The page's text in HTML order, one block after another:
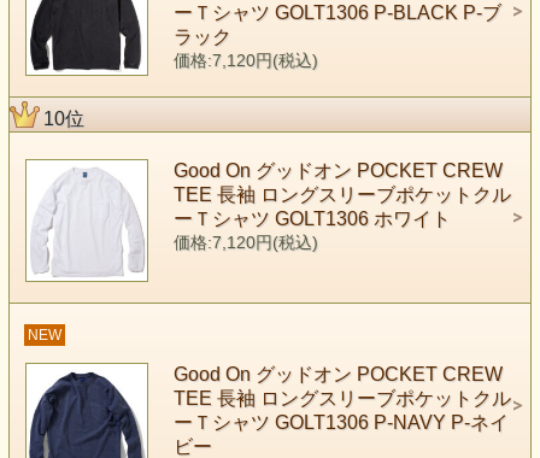
ーＴシャツ GOLT1306 P-BLACK P-ブ
ラック
価格:7,120円(税込)
10位
Good On グッドオン POCKET CREW
TEE 長袖 ロングスリーブポケットクル
ーＴシャツ GOLT1306 ホワイト
価格:7,120円(税込)
NEW
Good On グッドオン POCKET CREW
TEE 長袖 ロングスリーブポケットクル
ーＴシャツ GOLT1306 P-NAVY P-ネイ
ビー